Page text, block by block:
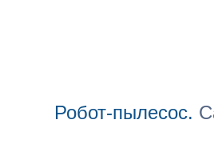
Робот-пылесос.